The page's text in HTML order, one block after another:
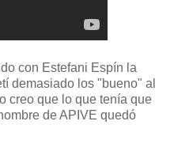
con Estefani Espín la
demasiado los "bueno" al
creo que lo que tenía que
de APIVE quedó